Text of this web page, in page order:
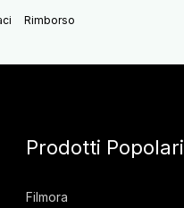
Rimborso
Prodotti Popolari
Filmora